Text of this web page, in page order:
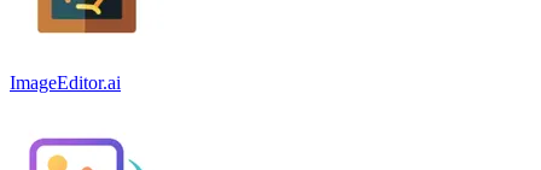
ImageEditor.ai